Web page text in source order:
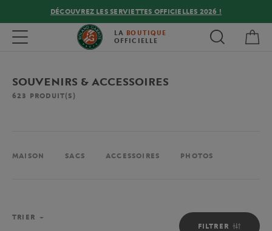
DÉCOUVREZ LES SERVIETTES OFFICIELLES 2026 !
Toggle navigation LA BOUTIQUE
OFFICIELLE
SOUVENIRS & ACCESSOIRES
623 PRODUIT(S)
MAISON SACS ACCESSOIRES PHOTOS
FILTRER
TRIER